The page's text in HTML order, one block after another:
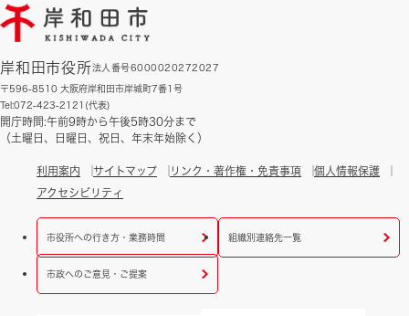
岸和田市役所法人番号6000020272027
〒596-8510 大阪府岸和田市岸城町7番1号
Tel:072-423-2121(代表)
開庁時間:午前9時から午後5時30分まで
（土曜日、日曜日、祝日、年末年始除く）
利用案内 サイトマップ リンク・著作権・免責事項
個人情報保護
アクセシビリティ
市役所への行き方・業務時間 組織別連絡先一覧
市政へのご意見・ご提案